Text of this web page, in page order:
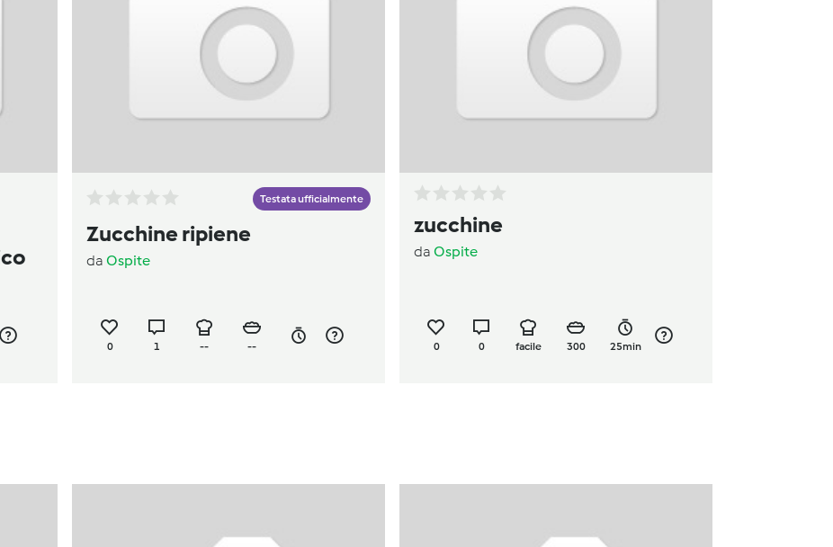
Testata ufficialmente
Zucchine ripiene
da Ospite
0 1 -- --
zucchine
da Ospite
0 0 facile 300 25min